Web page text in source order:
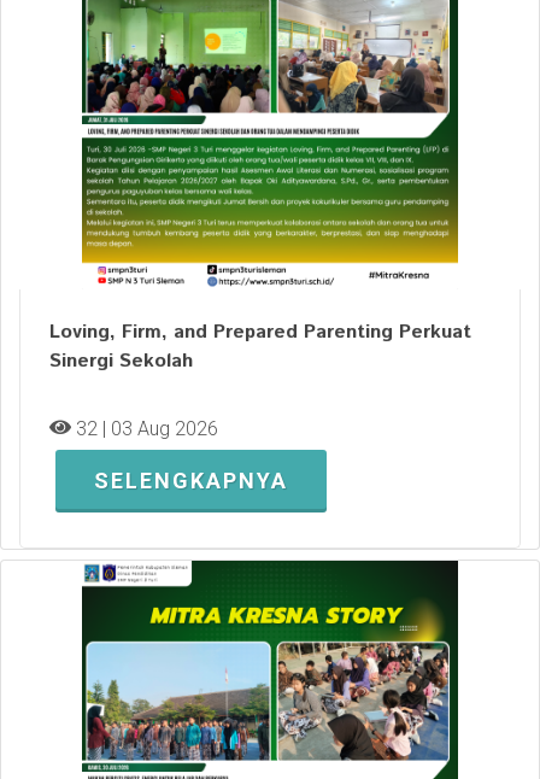
Loving, Firm, and Prepared Parenting Perkuat
Sinergi Sekolah
32 | 03 Aug 2026
SELENGKAPNYA